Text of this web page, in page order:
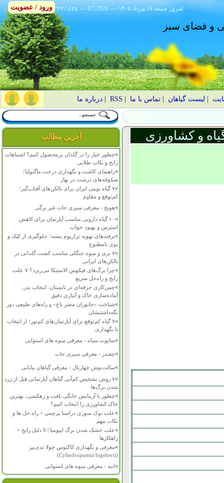
٢٢/٢/١٤٤٨ --- 8/7/2026 --- ۱۴۰۵ جمعه ۱۶ مرداد امروز
و فضای سبز
لیست گیاهان |تماس با ما RSS
|درباره ما
آخرین مطالب
>چطور خیار را در گلدان پرمحصول کنیم؟ اشتباهات
رایج و نکات طلایی
>راهنمای کاشت و نگهداری درخت ماگنولیا؛
شکوفه‌های درشت در بهار
>
۷ گیاه بومی ایران برای بالکن‌های آفتاب‌گیر؛
کم‌توقع و مقاوم
>هویج - معرفی سبزی جات غیر برگی
>
۱۰ گیاه دارویی مناسب آپارتمان برای کاهش
استرس و بهبود خواب
>ترفندهای تهویه تراریوم بسته؛ جلوگیری از کپک و
بوی نامطبوع
>
۷ بری و میوه جنگلی مناسب کشت گلدانی در
بالکن‌های ایرانی
>
چرا برگ‌های فیکوس الاستیکا می‌ریزد؟ ۷ علت
رایج و راه‌حل سریع
>چمن‌کاری حرفه‌ای در تابستان: انتخاب بذر،
آماده‌سازی خاک و آبیاری دقیق
>شناخت «جانوران مضر باغ» و راه‌های طبیعی دور
نگه‌داشتنشان
>
۷ گیاه کم‌توقع برای آپارتمان‌های کم‌نور؛ از انتخاب
تا نگهداری
>ساپوت سیاه - معرفی میوه های استوایی
>چغندر - معرفی سبزی جات
>سالت‌بوش چهاربال - معرفی گیاهان بیابانی
>
۷ روش تشخیص کم‌آبی گیاهان آپارتمانی قبل از زرد
شدن برگ‌ها
>چطور با آزمایش خانگی بافت و زهکشی، بهترین
خاک کشاورزی را انتخاب کنیم؟
>علت نوک سوزی دراسنا پرچمی + راه حل ها و
نکات مهم
>
علت خشک شدن برگ ایپومیا | 8 دلیل رایج +
راهکارها
>معرفی و نگهداری کاکتوس چولا تدی‌بیر
(Cylindropuntia bigelovii)
>انبه - معرفی میوه های استوایی
و کشاورزی
ورود / عضویت